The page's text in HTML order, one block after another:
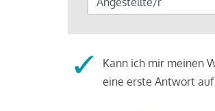
Kann ich mir meinen
eine erste Antwort auf